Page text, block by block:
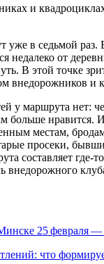
уже в седьмой раз.
недалеко от
В этой точке
внедорожников и
у маршрута нет:
больше нравится.
местам,
просеки,
составляет где-
внедорожного
25 февраля —
что